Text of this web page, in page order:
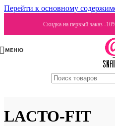
Перейти к основному
Скидка на первый заказ -
МЕНЮ
LACTO-FIT